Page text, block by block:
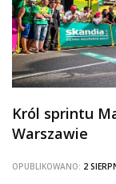
Król sprintu
Warszawie
OPUBLIKOWANO: 2